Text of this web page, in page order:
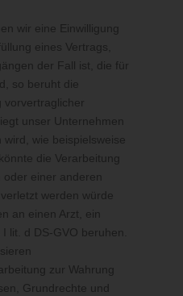
wir eine Einwilligung
eines Vertrags,
der Fall ist, die für
so beruht die
unser Unternehmen
wie beispielsweise
die Verarbeitung
einer anderen
werden würde
an einen Arzt, ein
lit. d DS-GVO beruhen.
zur Wahrung
Grundrechte und